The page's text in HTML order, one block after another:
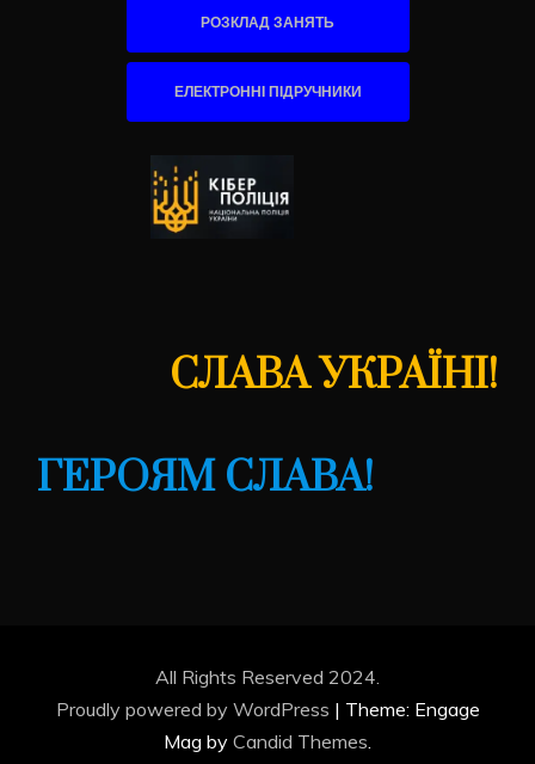
РОЗКЛАД ЗАНЯТЬ
ЕЛЕКТРОННІ ПІДРУЧНИКИ
СЛАВА УКРАЇНІ!
ГЕРОЯМ СЛАВА!
All Rights Reserved 2024.
Proudly powered by WordPress | Theme: Engage
Mag by Candid Themes